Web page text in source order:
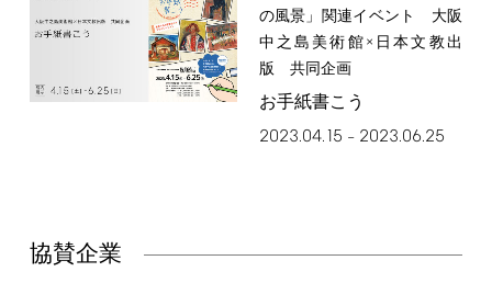
の風景」関連イベント 大阪
中之島美術館×日本文教出
版 共同企画
お手紙書こう
2023.04.15 – 2023.06.25
協賛企業